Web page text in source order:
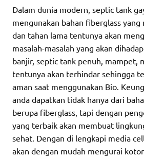
Dalam dunia modern, septic tank
mengunakan bahan fiberglass
dan tahan lama tentunya akan
masalah-masalah yang akan
banjir, septic tank penuh, mampet,
tentunya akan terhindar sehingga
aman saat menggunakan Bio.
anda dapatkan tidak hanya dari
berupa fiberglass, tapi dengan
yang terbaik akan membuat
sehat. Dengan di lengkapi media
akan dengan mudah mengurai